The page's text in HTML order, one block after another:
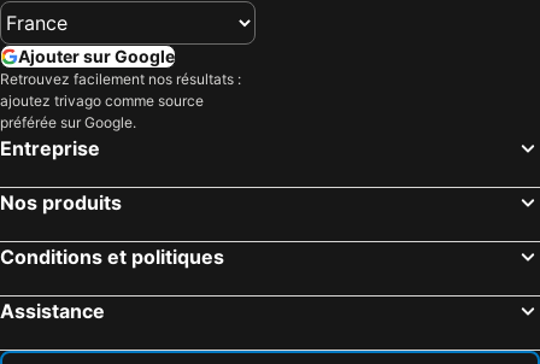
Ajouter sur Google
Retrouvez facilement nos résultats :
ajoutez trivago comme source
préférée sur Google.
Entreprise
Nos produits
Conditions et politiques
Assistance